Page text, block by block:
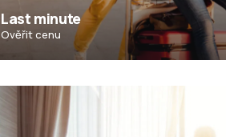
Last minute
Ověřit cenu